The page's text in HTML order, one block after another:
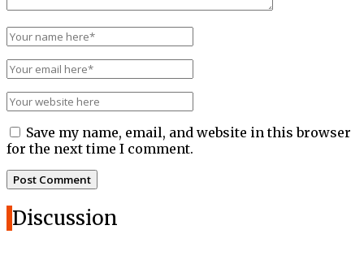
Save my name, email, and website in this browser
for the next time I comment.
Discussion